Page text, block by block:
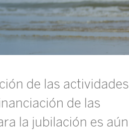
de las actividades
de las
la jubilación es aún